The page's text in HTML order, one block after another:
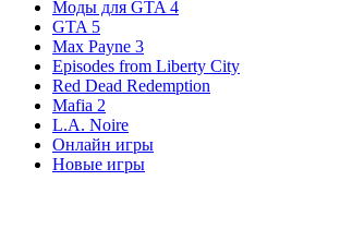
Моды для GTA 4
GTA 5
Max Payne 3
Episodes from Liberty City
Red Dead Redemption
Mafia 2
L.A. Noire
Онлайн игры
Новые игры